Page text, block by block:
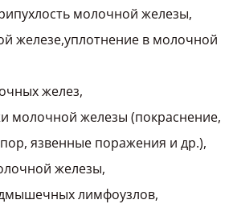
молочной железы,
железе,уплотнение в молочной
желез,
молочной железы (покраснение,
язвенные поражения и др.),
железы,
лимфоузлов,